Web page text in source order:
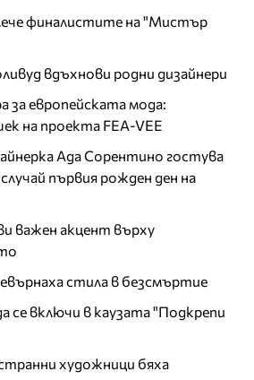
финалистите на "Мистър
вдъхнови родни дизайнери
за европейската мода:
на проекта FEA-VEE
Ада Сорентино гостува
първия рожден ден на
важен акцент върху
стила в безсмъртие
се включи в каузата "Подкрепи
художници бяха